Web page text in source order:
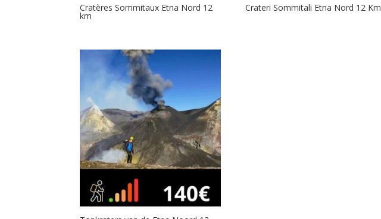
Cratères Sommitaux Etna Nord 12
km
Crateri Sommitali Etna Nord 12 Km